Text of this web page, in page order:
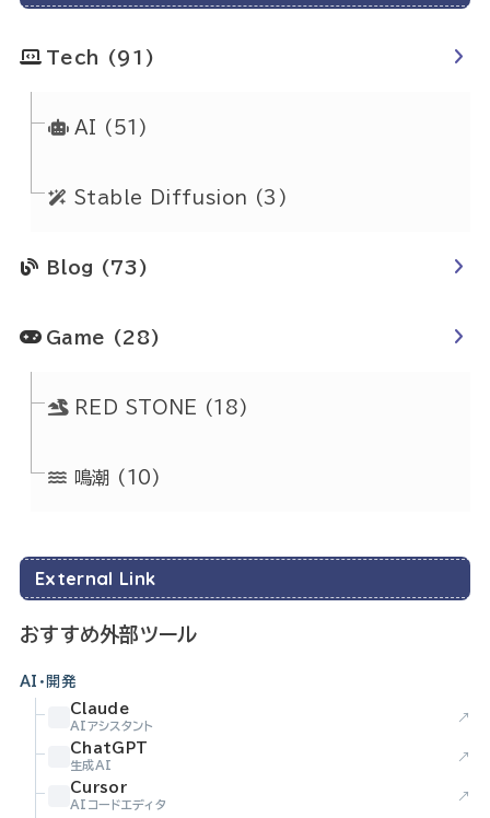
Tech (91)
AI (51)
Stable Diffusion (3)
Blog (73)
Game (28)
RED STONE (18)
鳴潮 (10)
External Link
おすすめ外部ツール
AI・開発
Claude
AIアシスタント
↗
ChatGPT
生成AI
↗
Cursor
AIコードエディタ
↗